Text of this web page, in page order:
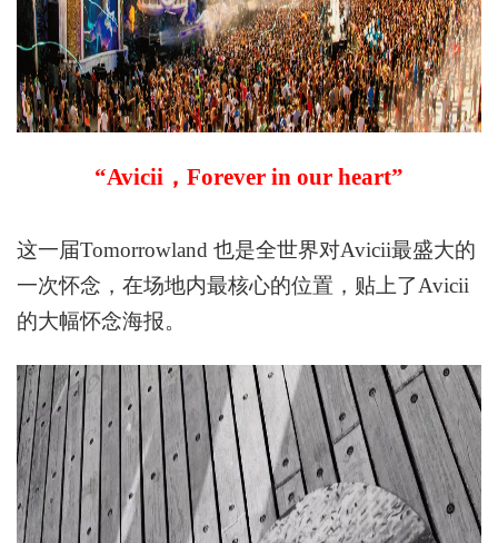
“Avicii ， Forever in our heart”
这一届Tomorrowland 也是全世界对Avicii最盛大的
一次怀念，在场地内最核心的位置，贴上了Avicii
的大幅怀念海报。